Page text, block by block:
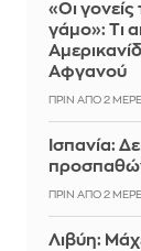
«Οι
γάμο»: Τι
Αφγανού
ΠΡΙΝ ΑΠΌ 2
Ισπανία:
ΠΡΙΝ ΑΠΌ 2
Λιβύη: